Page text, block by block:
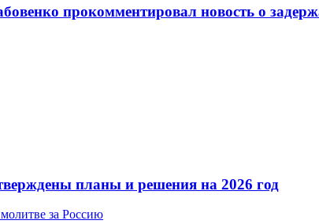
прокомментировал новость о
планы и решения на 2026 год